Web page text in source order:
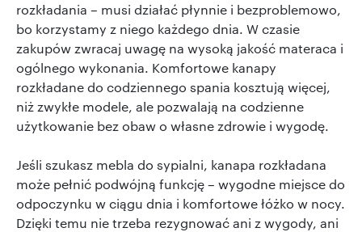
rozkładania – musi działać płynnie i bezproblemowo,
bo korzystamy z niego każdego dnia. W czasie
zakupów zwracaj uwagę na wysoką jakość materaca i
ogólnego wykonania. Komfortowe kanapy
rozkładane do codziennego spania kosztują więcej,
niż zwykłe modele, ale pozwalają na codzienne
użytkowanie bez obaw o własne zdrowie i wygodę.
Jeśli szukasz mebla do sypialni, kanapa rozkładana
może pełnić podwójną funkcję – wygodne miejsce do
odpoczynku w ciągu dnia i komfortowe łóżko w nocy.
Dzięki temu nie trzeba rezygnować ani z wygody, ani